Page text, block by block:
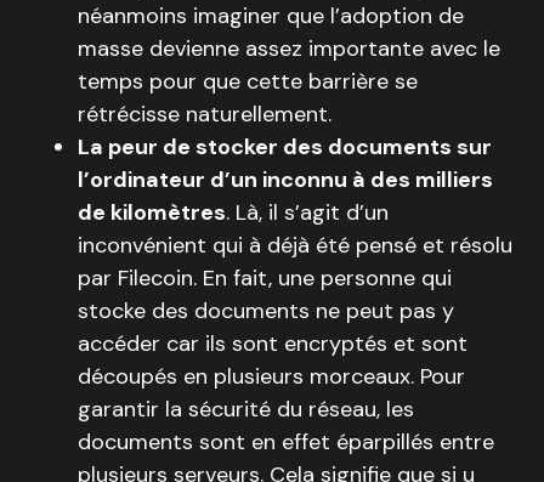
néanmoins imaginer que l’adoption de
masse devienne assez importante avec le
temps pour que cette barrière se
rétrécisse naturellement.
La peur de stocker des documents sur
l’ordinateur d’un inconnu à des milliers
de kilomètres. Là, il s’agit d’un
inconvénient qui à déjà été pensé et résolu
par Filecoin. En fait, une personne qui
stocke des documents ne peut pas y
accéder car ils sont encryptés et sont
découpés en plusieurs morceaux. Pour
garantir la sécurité du réseau, les
documents sont en effet éparpillés entre
plusieurs serveurs. Cela signifie que si u